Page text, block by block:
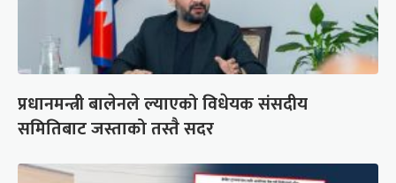
प्रधानमन्त्री बालेनले ल्याएको विधेयक संसदीय
समितिबाट जस्ताको तस्तै सदर